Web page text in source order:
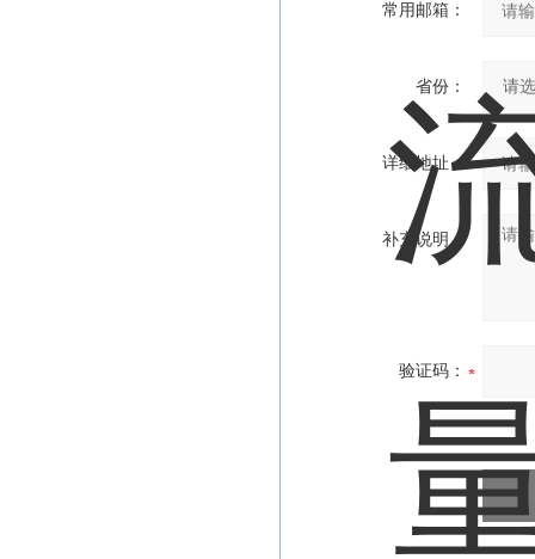
常用邮箱：
省份：
详细地址：
补充说明：
验证码：